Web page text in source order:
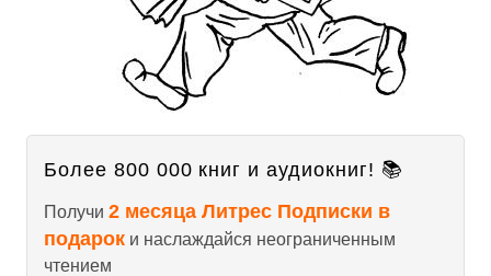
Более 800 000 книг и аудиокниг! 📚
Получи 2 месяца Литрес Подписки в
подарок и наслаждайся неограниченным
чтением